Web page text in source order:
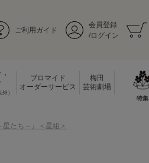
ご利用ガイド
会員登録
/ログイン
）
ブロマイド
オーダーサービス
梅田
芸術劇場
特集
たち～』＜星組＞